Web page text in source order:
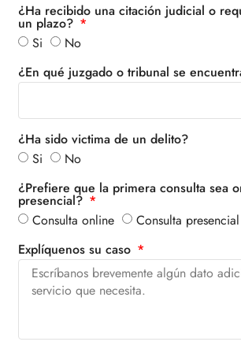
¿Ha recibido una citación judicial o
un plazo?
Si
No
¿En qué juzgado o tribunal se
¿Ha sido victima de un delito?
Si
No
¿Prefiere que la primera consulta sea
presencial?
Consulta online
Consulta presencial
Explíquenos su caso